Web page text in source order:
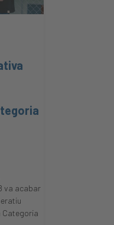
va acabar
Categoria